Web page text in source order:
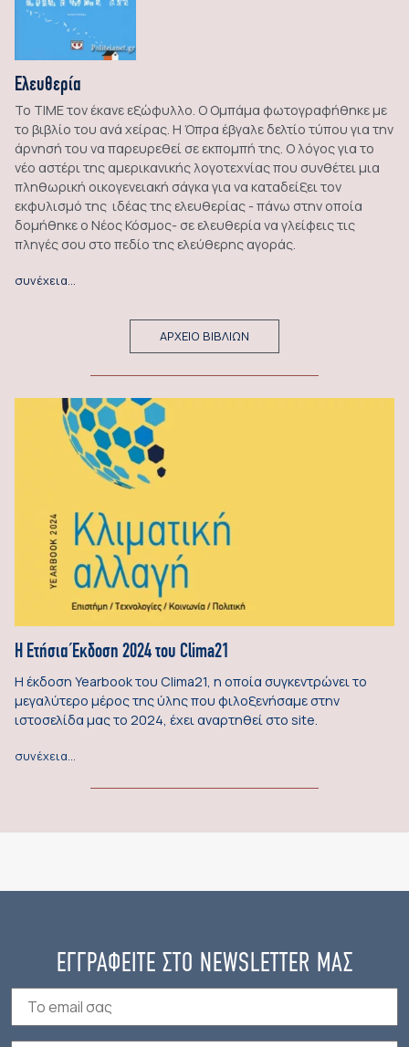
Ελευθερία
Το ΤΙΜΕ τον έκανε εξώφυλλο. Ο Ομπάμα φωτογραφήθηκε με
το βιβλίο του ανά χείρας. Η Όπρα έβγαλε δελτίο τύπου για την
άρνησή του να παρευρεθεί σε εκπομπή της. Ο λόγος για το
νέο αστέρι της αμερικανικής λογοτεχνίας που συνθέτει μια
πληθωρική οικογενειακή σάγκα για να καταδείξει τον
εκφυλισμό της ιδέας της ελευθερίας - πάνω στην οποία
δομήθηκε ο Νέος Κόσμος- σε ελευθερία να γλείφεις τις
πληγές σου στο πεδίο της ελεύθερης αγοράς.
συνέχεια…
ΑΡΧΕΙΟ ΒΙΒΛΙΩΝ
Η Ετήσια Έκδοση 2024 του Clima21
Η έκδοση Yearbook του Clima21, η οποία συγκεντρώνει το
μεγαλύτερο μέρος της ύλης που φιλοξενήσαμε στην
ιστοσελίδα μας το 2024, έχει αναρτηθεί στο site.
συνέχεια…
ΕΓΓΡΑΦΕΙΤΕ ΣΤΟ NEWSLETTER ΜΑΣ